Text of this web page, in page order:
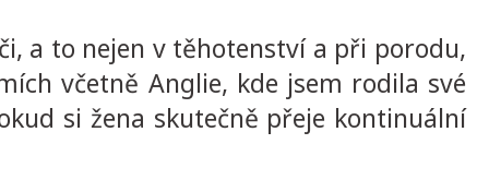
a to nejen v těhotenství a při porodu,
včetně Anglie, kde jsem rodila své
si žena skutečně přeje kontinuální